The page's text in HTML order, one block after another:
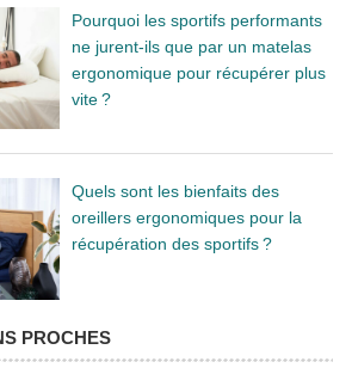
Pourquoi les sportifs performants
ne jurent-ils que par un matelas
ergonomique pour récupérer plus
vite ?
Quels sont les bienfaits des
oreillers ergonomiques pour la
récupération des sportifs ?
PROCHES